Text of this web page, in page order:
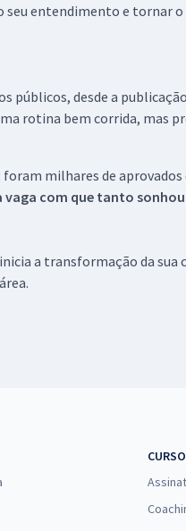
entendimento e tornar
públicos, desde a
rotina bem corrida, mas
milhares de aprovados
vaga com que tanto
a transformação da